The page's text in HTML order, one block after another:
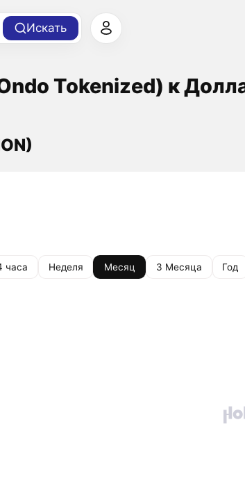
Искать
Tokenized) к
часа Неделя Месяц 3 Месяца Год